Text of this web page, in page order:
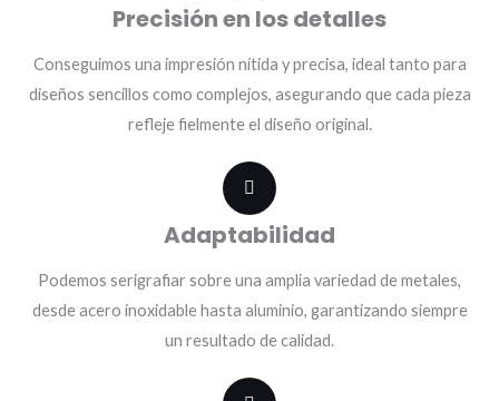
Precisión en los detalles
Conseguimos una impresión nítida y precisa, ideal tanto para
diseños sencillos como complejos, asegurando que cada pieza
refleje fielmente el diseño original.
Adaptabilidad
Podemos serigrafiar sobre una amplia variedad de metales,
desde acero inoxidable hasta aluminio, garantizando siempre
un resultado de calidad.